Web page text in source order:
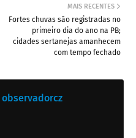
MAIS RECENTES
Fortes chuvas são registradas no
primeiro dia do ano na PB;
cidades sertanejas amanhecem
com tempo fechado
observadorcz